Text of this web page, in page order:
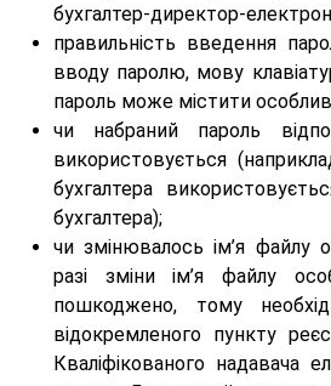
бухгалтер-директор-
правильність введення
вводу паролю, мову
пароль може містити
чи набраний пароль
використовується
бухгалтера
бухгалтера);
чи змінювалось ім’я файлу
разі зміни ім’я файлу
пошкоджено, тому
відокремленого пункту
Кваліфікованого надавача